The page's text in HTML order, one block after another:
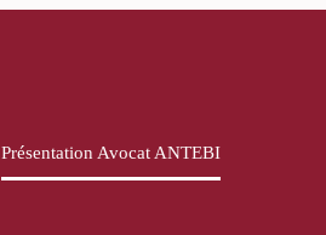
Présentation Avocat ANTEBI